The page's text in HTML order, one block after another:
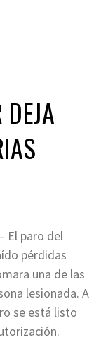
– El paro del
pérdidas
una de las
lesionada. A
se está listo